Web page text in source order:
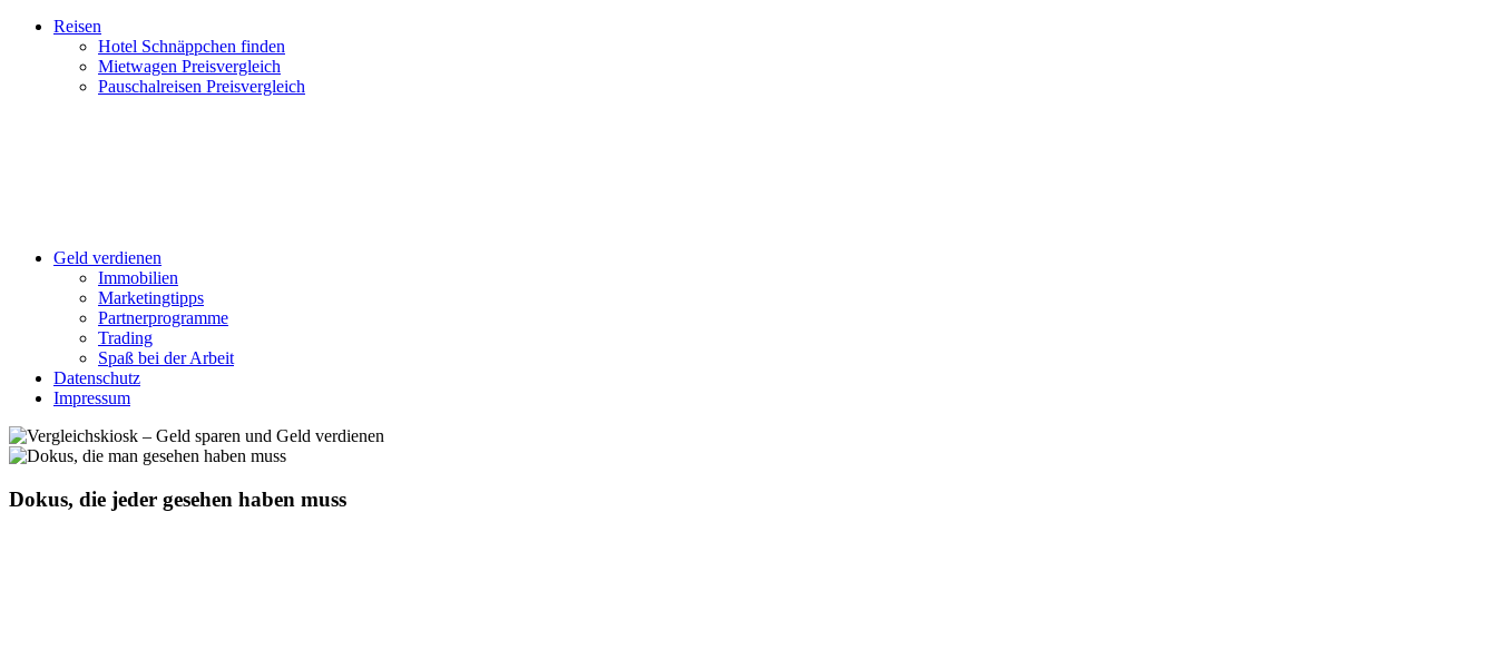
Reisen
Hotel Schnäppchen finden
Mietwagen Preisvergleich
Pauschalreisen Preisvergleich
Geld verdienen
Immobilien
Marketingtipps
Partnerprogramme
Trading
Spaß bei der Arbeit
Datenschutz
Impressum
Dokus, die jeder gesehen haben muss